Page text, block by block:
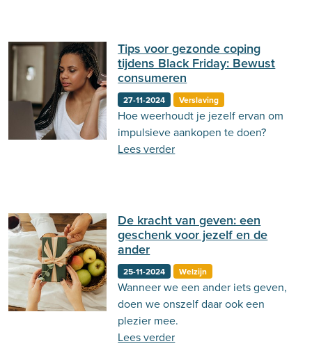
Tips voor gezonde coping
tijdens Black Friday: Bewust
consumeren
27-11-2024 Verslaving
Hoe weerhoudt je jezelf ervan om
impulsieve aankopen te doen?
Lees verder
De kracht van geven: een
geschenk voor jezelf en de
ander
25-11-2024 Welzijn
Wanneer we een ander iets geven,
doen we onszelf daar ook een
plezier mee.
Lees verder